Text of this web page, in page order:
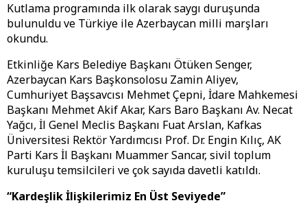
Kutlama programında ilk olarak saygı duruşunda
bulunuldu ve Türkiye ile Azerbaycan milli marşları
okundu.
Etkinliğe Kars Belediye Başkanı Ötüken Senger,
Azerbaycan Kars Başkonsolosu Zamin Aliyev,
Cumhuriyet Başsavcısı Mehmet Çepni, İdare Mahkemesi
Başkanı Mehmet Akif Akar, Kars Baro Başkanı Av. Necat
Yağcı, İl Genel Meclis Başkanı Fuat Arslan, Kafkas
Üniversitesi Rektör Yardımcısı Prof. Dr. Engin Kılıç, AK
Parti Kars İl Başkanı Muammer Sancar, sivil toplum
kuruluşu temsilcileri ve çok sayıda davetli katıldı.
“Kardeşlik İlişkilerimiz En Üst Seviyede”